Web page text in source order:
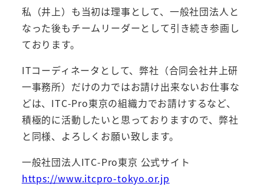
私（井上）も当初は理事として、一般社団法人と
なった後もチームリーダーとして引き続き参画し
ております。
ITコーディネータとして、弊社（合同会社井上研
一事務所）だけの力ではお請け出来ないお仕事な
どは、ITC-Pro東京の組織力でお請けするなど、
積極的に活動したいと思っておりますので、弊社
と同様、よろしくお願い致します。
一般社団法人ITC-Pro東京 公式サイト
https://www.itcpro-tokyo.or.jp